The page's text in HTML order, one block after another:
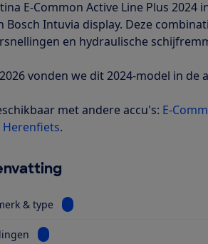
E-Common Active Line Plus
Bosch Intuvia display. Deze
en hydraulische
vonden we dit 2024-model in de
met andere accu's: E-
Herenfiets.
& type Bekijk informatie voor Motor,
Bekijk informatie voor Versnellingen